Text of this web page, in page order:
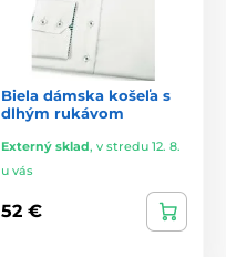
Biela dámska košeľa s
dlhým rukávom
Externý sklad, v stredu 12. 8.
u vás
52 €